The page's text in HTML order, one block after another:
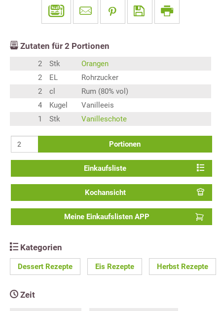
Zutaten für 2 Portionen
2 Stk
Orangen
2
EL
Rohrzucker
2
cl
Rum (80% vol)
4
Kugel
Vanilleeis
1
Stk Vanilleschote
Portionen
Einkaufsliste
Kochansicht
Meine Einkaufslisten APP
Kategorien
Dessert Rezepte Eis Rezepte Herbst Rezepte
Zeit